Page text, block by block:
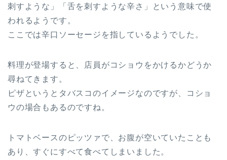
刺すような」「舌を刺すような辛さ」という意味で使
われるようです。
ここでは辛口ソーセージを指しているようでした。
料理が登場すると、店員がコショウをかけるかどうか
尋ねてきます。
ピザというとタバスコのイメージなのですが、コショ
ウの場合もあるのですね。
トマトベースのピッツァで、お腹が空いていたことも
あり、すぐにすべて食べてしまいました。